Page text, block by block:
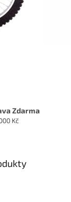
Zdarma
Kč